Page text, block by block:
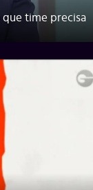
que time precisa